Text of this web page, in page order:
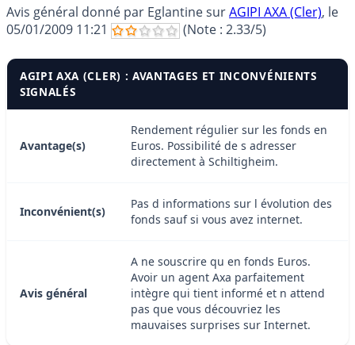
Avis général donné par EglantinesurAGIPI AXA (Cler), le
05/01/2009 11:21
(Note : 2.33/5)
AGIPI AXA (CLER) : AVANTAGES ET INCONVÉNIENTS
SIGNALÉS
Avantage(s)
Rendement régulier sur les fonds en
Euros. Possibilité de s adresser
directement à Schiltigheim.
Inconvénient(s)
Pas d informations sur l évolution des
fonds sauf si vous avez internet.
Avis général
A ne souscrire qu en fonds Euros.
Avoir un agent Axa parfaitement
intègre qui tient informé et n attend
pas que vous découvriez les
mauvaises surprises sur Internet.